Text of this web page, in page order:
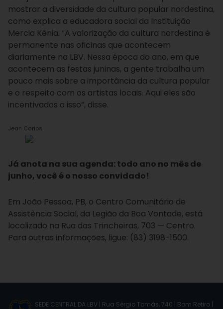
mostrar a diversidade da cultura popular nordestina,
como explica a educadora social da Instituição
Mercia Kênia. “A valorização da cultura nordestina é
permanente nas oficinas que acontecem
diariamente na LBV. Nessa época do ano, em que
acontecem as festas juninas, a gente trabalha um
pouco mais sobre a importância da cultura popular
e o respeito com os artistas locais. Aqui eles são
incentivados a isso”, disse.
Jean Carlos
Já anota na sua agenda: todo ano no mês de
junho, você é o nosso convidado!
Em João Pessoa, PB, o Centro Comunitário de
Assistência Social, da Legião da Boa Vontade, está
localizado na Rua das Trincheiras, 703 — Centro.
Para outras informações, ligue: (83) 3198-1500.
SEDE CENTRAL DA LBV | Rua Sérgio Tomás, 740 | Bom Retiro |